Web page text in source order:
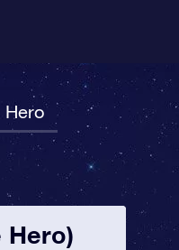
Hero
Hero)